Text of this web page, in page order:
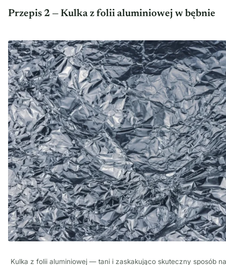
Przepis 2 — Kulka z folii aluminiowej w bębnie
Kulka z folii aluminiowej — tani i zaskakująco skuteczny sposób